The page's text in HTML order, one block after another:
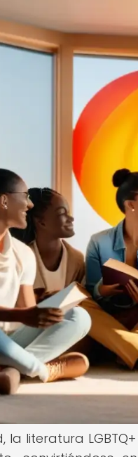
la literatura